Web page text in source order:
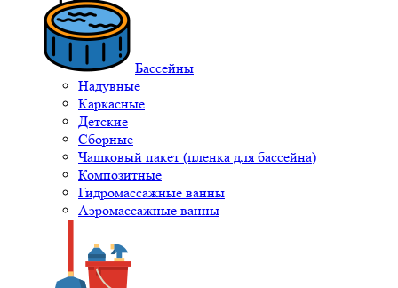
Бассейны
Надувные
Каркасные
Детские
Сборные
Чашковый пакет (пленка для бассейна)
Композитные
Гидромассажные ванны
Аэромассажные ванны